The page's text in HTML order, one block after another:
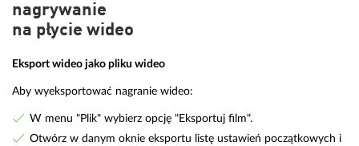
nagrywanie
na płycie wideo
Eksport wideo jako pliku wideo
Aby wyeksportować nagranie wideo:
W menu "Plik" wybierz opcję "Eksportuj film".
Otwórz w danym oknie eksportu listę ustawień początkowych i